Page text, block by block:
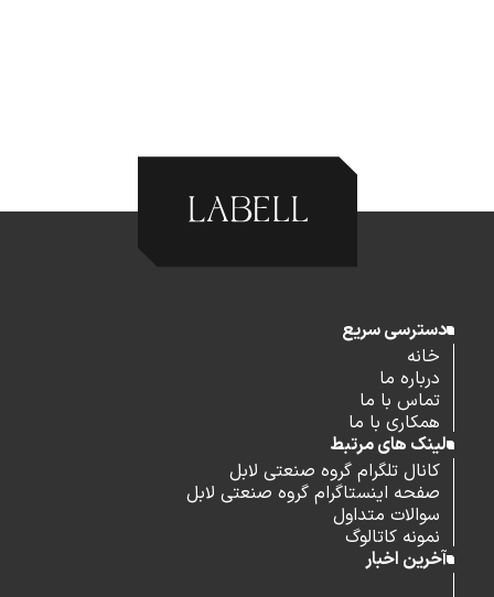
دسترسی سریع
خانه
درباره ما
تماس با ما
همکاری با ما
لینک های مرتبط
کانال تلگرام گروه صنعتی لابل
صفحه اینستاگرام گروه صنعتی لابل
سوالات متداول
نمونه کاتالوگ
آخرین اخبار